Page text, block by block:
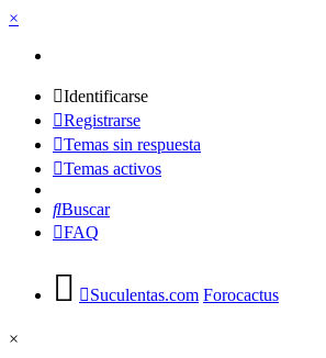
×
Identificarse
Registrarse
Temas sin respuesta
Temas activos
Buscar
FAQ
Suculentas.com Forocactus
×